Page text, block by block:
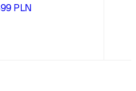
PLN